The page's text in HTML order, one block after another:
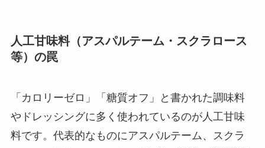
人工甘味料（アスパルテーム・スクラロース
等）の罠
「カロリーゼロ」「糖質オフ」と書かれた調味料
やドレッシングに多く使われているのが人工甘味
料です。代表的なものにアスパルテーム、スクラ